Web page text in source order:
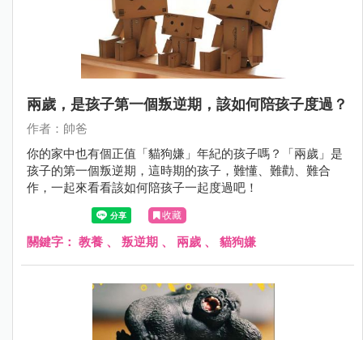
兩歲，是孩子第一個叛逆期，該如何陪孩子度過？
作者：帥爸
你的家中也有個正值「貓狗嫌」年紀的孩子嗎？「兩歲」是
孩子的第一個叛逆期，這時期的孩子，難懂、難勸、難合
作，一起來看看該如何陪孩子一起度過吧！
收藏
關鍵字： 教養 、 叛逆期 、 兩歲 、 貓狗嫌